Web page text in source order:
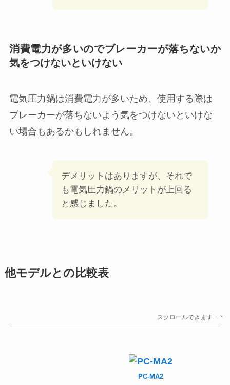
消費電力が多いのでブレーカーが落ちないか
気をつけないといけない
電気圧力鍋は消費電力が多いため、使用する際は
ブレーカーが落ちないよう気をつけないといけな
い場合もあるかもしれません。
デメリットはありますが、それで
も電気圧力鍋のメリットが上回る
と感じました。
他モデルとの比較表
スクロールできます
PC-MA2